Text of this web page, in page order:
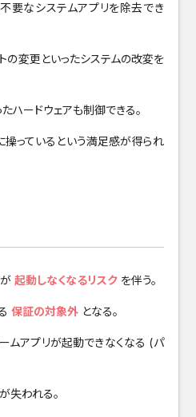
要なシステムアプリを除去でき
の変更といったシステムの改変を
ハードウェアも制御できる。
っているという満足感が得られ
が起動しなくなるリスク を伴う。
保証の対象外 となる。
ムアプリが起動できなくなる (パ
失われる。